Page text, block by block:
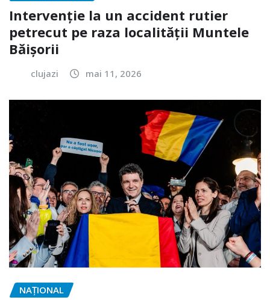
Intervenție la un accident rutier
petrecut pe raza localității Muntele
Băișorii
clujazi mai 11, 2026
NAŢIONAL